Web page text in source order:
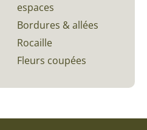
espaces
Bordures & allées
Rocaille
Fleurs coupées